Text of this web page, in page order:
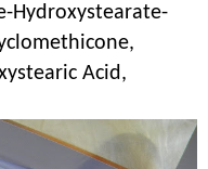
Hydroxystearate-
Acid,